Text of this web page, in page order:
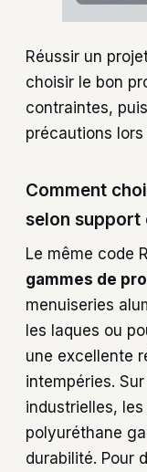
Réussir un
choisir le bon
contraintes,
précautions lors
Comment
selon support
Le même code
gammes de
menuiseries
les laques ou
une excellente
intempéries.
industrielles,
polyuréthane
durabilité. Pour